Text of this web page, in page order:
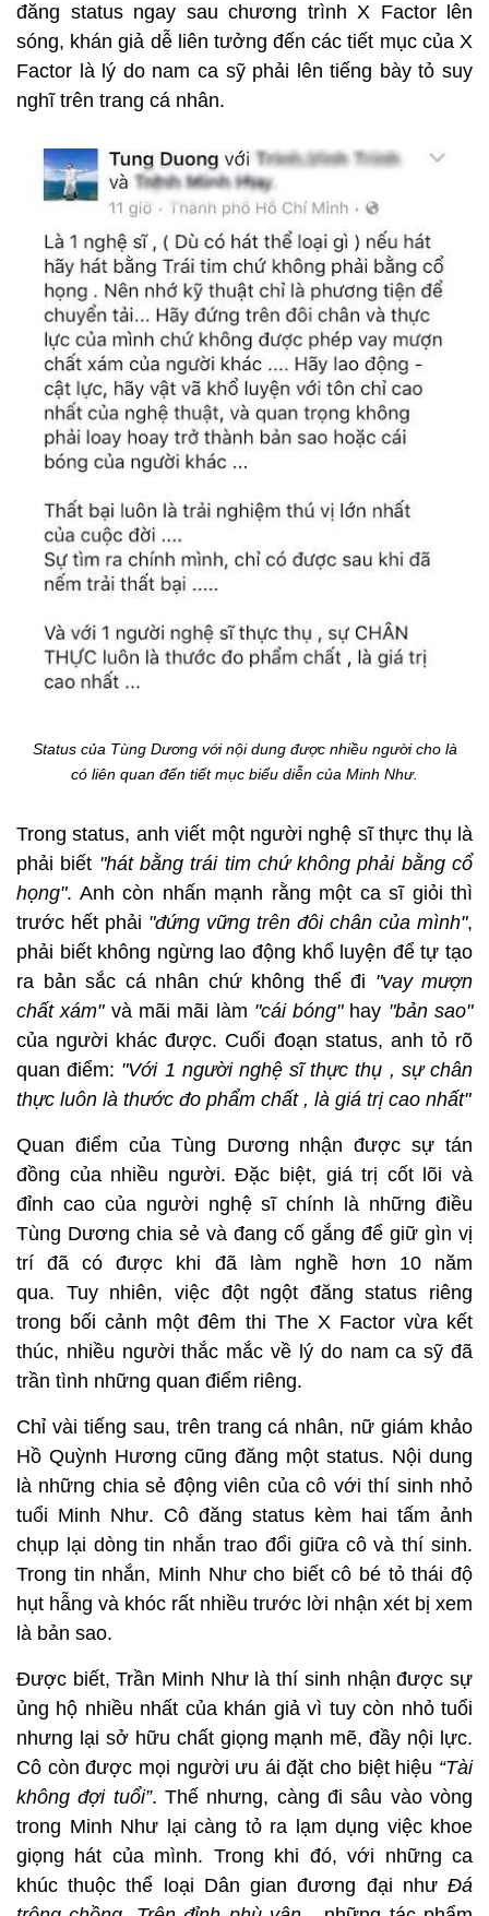
đăng status ngay sau chương trình X Factor lên
sóng, khán giả dễ liên tưởng đến các tiết mục của X
Factor là lý do nam ca sỹ phải lên tiếng bày tỏ suy
nghĩ trên trang cá nhân.
Status của Tùng Dương với nội dung được nhiều người cho là
có liên quan đến tiết mục biểu diễn của Minh Như.
Trong status, anh viết một người nghệ sĩ thực thụ là
phải biết "hát bằng trái tim chứ không phải bằng cổ
họng". Anh còn nhấn mạnh rằng một ca sĩ giỏi thì
trước hết phải "đứng vững trên đôi chân của mình",
phải biết không ngừng lao động khổ luyện để tự tạo
ra bản sắc cá nhân chứ không thể đi "vay mượn
chất xám"và mãi mãi làm "cái bóng" hay "bản sao"
của người khác được. Cuối đoạn status, anh tỏ rõ
quan điểm: "Với 1 người nghệ sĩ thực thụ , sự chân
thực luôn là thước đo phẩm chất , là giá trị cao nhất"
Quan điểm của Tùng Dương nhận được sự tán
đồng của nhiều người. Đặc biệt, giá trị cốt lõi và
đỉnh cao của người nghệ sĩ chính là những điều
Tùng Dương chia sẻ và đang cố gắng để giữ gìn vị
trí đã có được khi đã làm nghề hơn 10 năm
qua. Tuy nhiên, việc đột ngột đăng status riêng
trong bối cảnh một đêm thi The X Factor vừa kết
thúc, nhiều người thắc mắc về lý do nam ca sỹ đã
trần tình những quan điểm riêng.
Chỉ vài tiếng sau, trên trang cá nhân, nữ giám khảo
Hồ Quỳnh Hương cũng đăng một status. Nội dung
là những chia sẻ động viên của cô với thí sinh nhỏ
tuổi Minh Như. Cô đăng status kèm hai tấm ảnh
chụp lại dòng tin nhắn trao đổi giữa cô và thí sinh.
Trong tin nhắn, Minh Như cho biết cô bé tỏ thái độ
hụt hẫng và khóc rất nhiều trước lời nhận xét bị xem
là bản sao.
Được biết, Trần Minh Như là thí sinh nhận được sự
ủng hộ nhiều nhất của khán giả vì tuy còn nhỏ tuổi
nhưng lại sở hữu chất giọng mạnh mẽ, đầy nội lực.
Cô còn được mọi người ưu ái đặt cho biệt hiệu “Tài
không đợi tuổi”. Thế nhưng, càng đi sâu vào vòng
trong Minh Như lại càng tỏ ra lạm dụng việc khoe
giọng hát của mình. Trong khi đó, với những ca
khúc thuộc thể loại Dân gian đương đại như Đá